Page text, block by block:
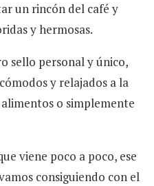
un rincón del café y
y hermosas.
sello personal y único,
y relajados a la
o simplemente
viene poco a poco, ese
consiguiendo con el